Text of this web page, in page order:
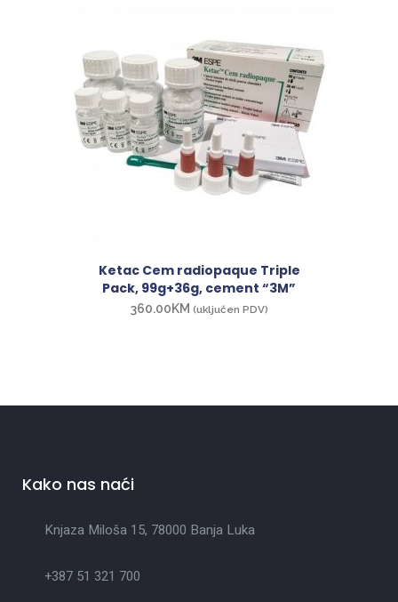
Ketac Cem radiopaque Triple
Pack, 99g+36g, cement “3M”
360.00KM (uključen PDV)
Kako nas naći
Knjaza Miloša 15, 78000 Banja Luka
+387 51 321 700